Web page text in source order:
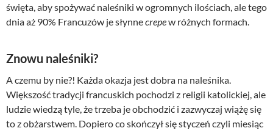
święta, aby spożywać naleśniki w ogromnych ilościach, ale tego
dnia aż 90% Francuzów je słynnecrepew różnych formach.
Znowu naleśniki?
A czemu by nie?! Każda okazja jest dobra na naleśnika.
Większość tradycji francuskich pochodzi z religii katolickiej, ale
ludzie wiedzą tyle, że trzeba je obchodzić i zazwyczaj wiążę się
to z obżarstwem. Dopiero co skończył się styczeń czyli miesiąc